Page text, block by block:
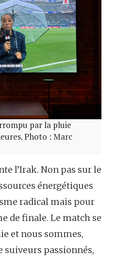
par la pluie
Photo : Marc
l’Irak. Non pas sur le
énergétiques
radical mais pour
de finale. Le match se
et nous sommes,
passionnés,